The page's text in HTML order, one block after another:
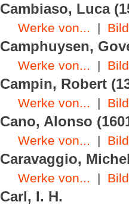
Cambiaso, Luca
Werke von... |
Camphuysen,
Werke von... |
Campin, Robert
Werke von... |
Cano, Alonso
Werke von... |
Caravaggio,
Werke von... |
Carl, I. H.